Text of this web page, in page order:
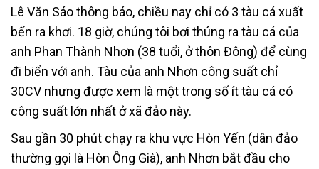
Lê Văn Sáo thông báo, chiều nay chỉ có 3 tàu cá xuất
bến ra khơi. 18 giờ, chúng tôi bơi thúng ra tàu cá của
anh Phan Thành Nhơn (38 tuổi, ở thôn Đông) để cùng
đi biển với anh. Tàu của anh Nhơn công suất chỉ
30CV nhưng được xem là một trong số ít tàu cá có
công suất lớn nhất ở xã đảo này.
Sau gần 30 phút chạy ra khu vực Hòn Yến (dân đảo
thường gọi là Hòn Ông Già), anh Nhơn bắt đầu cho